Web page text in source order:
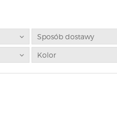
Sposób dostawy
Kolor